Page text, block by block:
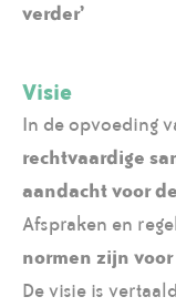
verder’
Visie
In de opvoeding
rechtvaardige
aandacht voor
Afspraken en
normen zijn
De visie is